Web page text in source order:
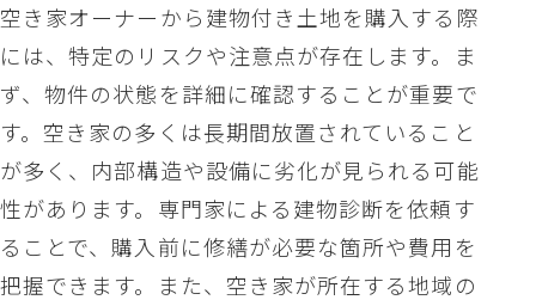
空き家オーナーから建物付き土地を購入する際
には、特定のリスクや注意点が存在します。ま
ず、物件の状態を詳細に確認することが重要で
す。空き家の多くは長期間放置されていること
が多く、内部構造や設備に劣化が見られる可能
性があります。専門家による建物診断を依頼す
ることで、購入前に修繕が必要な箇所や費用を
把握できます。また、空き家が所在する地域の